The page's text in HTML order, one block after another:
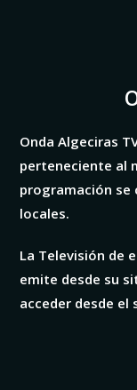
Onda Algeciras
perteneciente al
programación se
locales.
La Televisión de
emite desde su
acceder desde el